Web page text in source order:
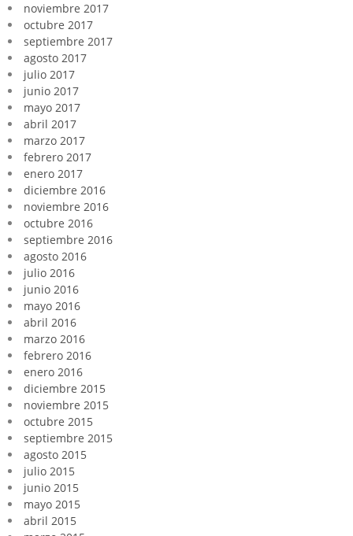
noviembre 2017
octubre 2017
septiembre 2017
agosto 2017
julio 2017
junio 2017
mayo 2017
abril 2017
marzo 2017
febrero 2017
enero 2017
diciembre 2016
noviembre 2016
octubre 2016
septiembre 2016
agosto 2016
julio 2016
junio 2016
mayo 2016
abril 2016
marzo 2016
febrero 2016
enero 2016
diciembre 2015
noviembre 2015
octubre 2015
septiembre 2015
agosto 2015
julio 2015
junio 2015
mayo 2015
abril 2015